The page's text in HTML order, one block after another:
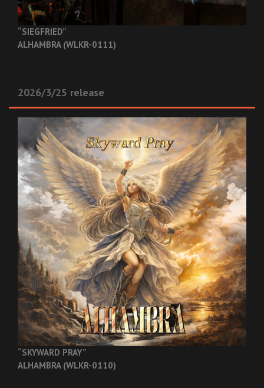
“SIEGFRIED”
ALHAMBRA (WLKR-0111)
2026/3/25 release
“SKYWARD PRAY”
ALHAMBRA (WLKR-0110)